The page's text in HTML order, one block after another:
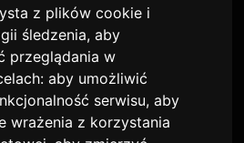
z plików cookie i
śledzenia, aby
przeglądania w
aby umożliwić
serwisu,aby
wrażenia z korzystania
Ai' ujawnia
oraz datę